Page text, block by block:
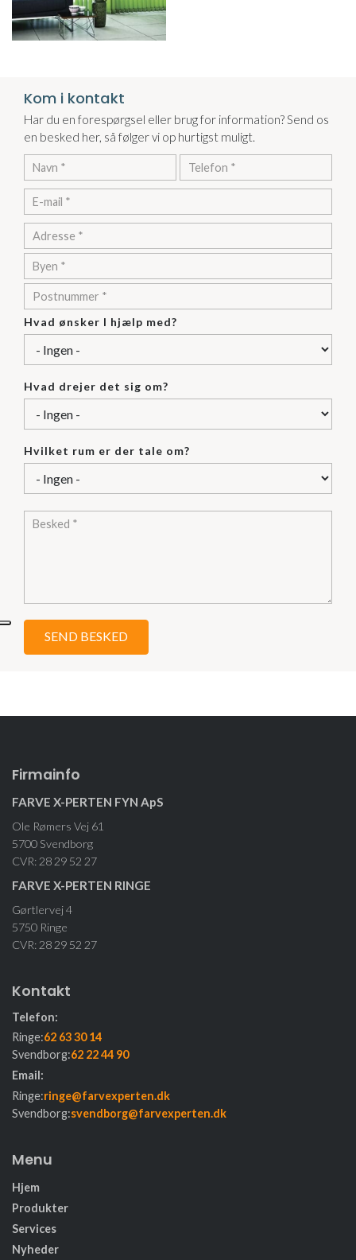
Kom i kontakt
Har du en forespørgsel eller brug for information? Send os
en besked her, så følger vi op hurtigst muligt.
Adresse
Adresse
City/Town
ZIP/Postal
Code
Hvad ønsker I hjælp med?
Hvad drejer det sig om?
Hvilket rum er der tale om?
Firmainfo
FARVE X-PERTEN FYN ApS
Ole Rømers Vej 61
5700 Svendborg
CVR: 28 29 52 27
FARVE X-PERTEN RINGE
Gørtlervej 4
5750 Ringe
CVR: 28 29 52 27
Kontakt
Telefon:
Ringe:62 63 30 14
Svendborg:62 22 44 90
Email:
Ringe:ringe@farvexperten.dk
Svendborg:svendborg@farvexperten.dk
Menu
Hjem
Produkter
Services
Nyheder